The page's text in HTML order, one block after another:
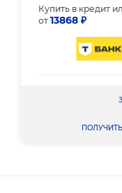
Купить в кредит
от 13868 ₽